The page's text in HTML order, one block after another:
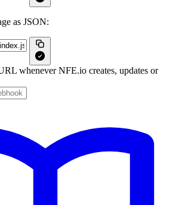
as JSON:
whenever NFE.io creates, updates or